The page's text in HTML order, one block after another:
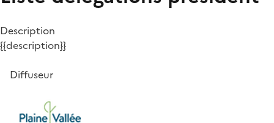
Description
{{description}}
Diffuseur